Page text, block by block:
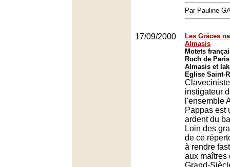
Par Pauline
17/09/2000
Les Grâces
Almasis
Motets
Roch de
Almasis et
Eglise Saint-
instigateur
l'ensemble
Pappas est
ardent du
Loin des
de ce
à rendre
aux maîtres
Grand-